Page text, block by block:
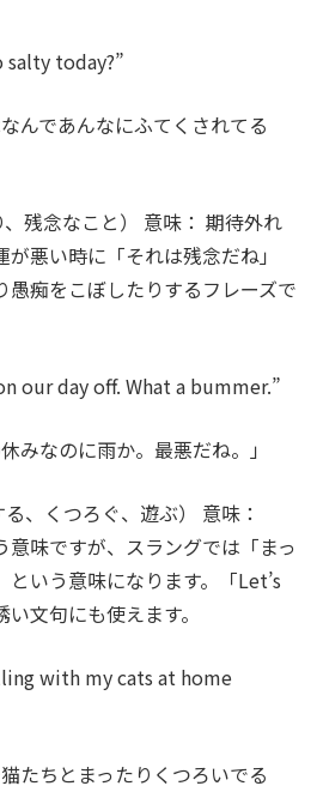
salty today?”
んであんなにふてくされてる
残念なこと） 意味： 期待外れ
悪い時に「それは残念だね」
愚痴をこぼしたりするフレーズで
our day off. What a bummer.”
みなのに雨か。最悪だね。」
、くつろぐ、遊ぶ）
意味：
意味ですが、スラングでは「まっ
いう意味になります。「Let’s
文句にも使えます。
with my cats at home
たちとまったりくつろいでる